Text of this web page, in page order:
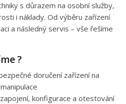
s důrazem na osobní služby,
i náklady. Od výběru zařízení
a následný servis – vše řešíme
?
doručení zařízení na
konfigurace a otestování